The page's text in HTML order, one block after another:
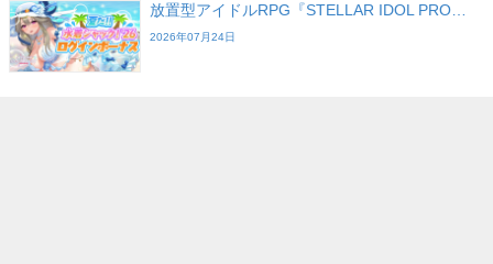
放置型アイドルRPG『STELLAR IDOL PRO…
2026年07月24日